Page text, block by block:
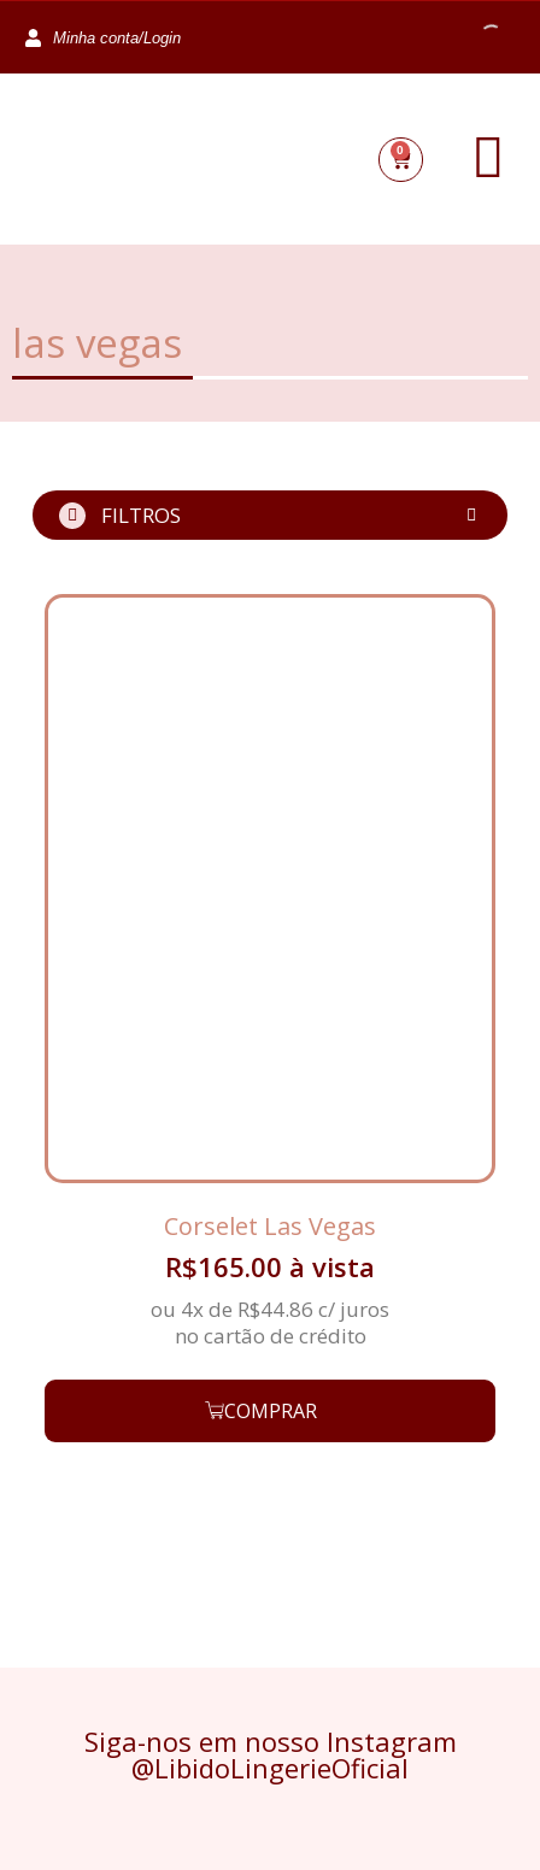
Minha conta/Login
0
las vegas
FILTROS
Corselet Las Vegas
R$165.00 à vista
ou 4x de R$44.86 c/ juros
no cartão de crédito
COMPRAR
Siga-nos em nosso Instagram
@LibidoLingerieOficial